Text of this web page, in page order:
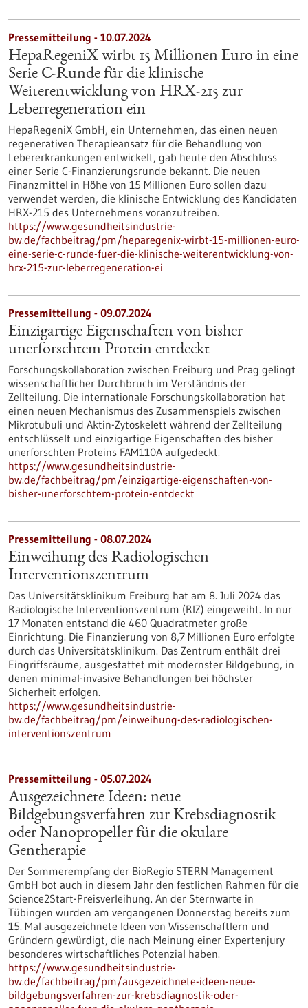
Pressemitteilung - 10.07.2024
HepaRegeniX wirbt 15 Millionen Euro in eine
Serie C-Runde für die klinische
Weiterentwicklung von HRX-215 zur
Leberregeneration ein
HepaRegeniX GmbH, ein Unternehmen, das einen neuen
regenerativen Therapieansatz für die Behandlung von
Lebererkrankungen entwickelt, gab heute den Abschluss
einer Serie C-Finanzierungsrunde bekannt. Die neuen
Finanzmittel in Höhe von 15 Millionen Euro sollen dazu
verwendet werden, die klinische Entwicklung des Kandidaten
HRX-215 des Unternehmens voranzutreiben.
https://www.gesundheitsindustrie-
bw.de/fachbeitrag/pm/heparegenix-wirbt-15-millionen-euro-
eine-serie-c-runde-fuer-die-klinische-weiterentwicklung-von-
hrx-215-zur-leberregeneration-ei
Pressemitteilung - 09.07.2024
Einzigartige Eigenschaften von bisher
unerforschtem Protein entdeckt
Forschungskollaboration zwischen Freiburg und Prag gelingt
wissenschaftlicher Durchbruch im Verständnis der
Zellteilung. Die internationale Forschungskollaboration hat
einen neuen Mechanismus des Zusammenspiels zwischen
Mikrotubuli und Aktin-Zytoskelett während der Zellteilung
entschlüsselt und einzigartige Eigenschaften des bisher
unerforschten Proteins FAM110A aufgedeckt.
https://www.gesundheitsindustrie-
bw.de/fachbeitrag/pm/einzigartige-eigenschaften-von-
bisher-unerforschtem-protein-entdeckt
Pressemitteilung - 08.07.2024
Einweihung des Radiologischen
Interventionszentrum
Das Universitätsklinikum Freiburg hat am 8. Juli 2024 das
Radiologische Interventionszentrum (RIZ) eingeweiht. In nur
17 Monaten entstand die 460 Quadratmeter große
Einrichtung. Die Finanzierung von 8,7 Millionen Euro erfolgte
durch das Universitätsklinikum. Das Zentrum enthält drei
Eingriffsräume, ausgestattet mit modernster Bildgebung, in
denen minimal-invasive Behandlungen bei höchster
Sicherheit erfolgen.
https://www.gesundheitsindustrie-
bw.de/fachbeitrag/pm/einweihung-des-radiologischen-
interventionszentrum
Pressemitteilung - 05.07.2024
Ausgezeichnete Ideen: neue
Bildgebungsverfahren zur Krebsdiagnostik
oder Nanopropeller für die okulare
Gentherapie
Der Sommerempfang der BioRegio STERN Management
GmbH bot auch in diesem Jahr den festlichen Rahmen für die
Science2Start-Preisverleihung. An der Sternwarte in
Tübingen wurden am vergangenen Donnerstag bereits zum
15. Mal ausgezeichnete Ideen von Wissenschaftlern und
Gründern gewürdigt, die nach Meinung einer Expertenjury
besonderes wirtschaftliches Potenzial haben.
https://www.gesundheitsindustrie-
bw.de/fachbeitrag/pm/ausgezeichnete-ideen-neue-
bildgebungsverfahren-zur-krebsdiagnostik-oder-